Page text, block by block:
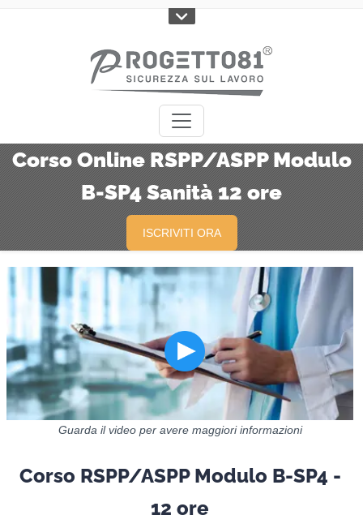
Corso Online RSPP/ASPP Modulo
B-SP4 Sanità 12 ore
Guarda il video per avere maggiori informazioni
Corso RSPP/ASPP Modulo B-SP4 -
12 ore